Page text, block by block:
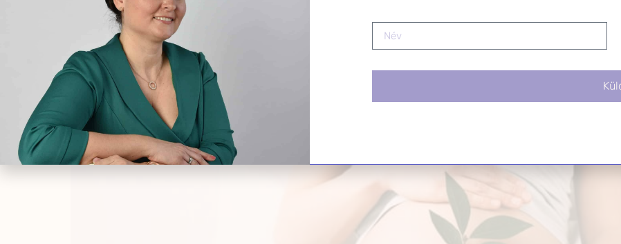
is így jártatok ebben a szélsőséges tavaszi […]
Természetes segítség nátha és felső légúti hurut
és szoptatás idején